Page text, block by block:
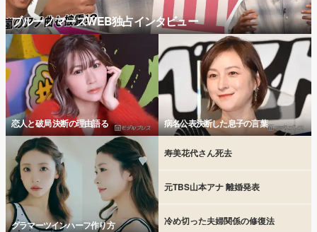
ブルーノマーズWEB独占インタビュー
恋人と破局 決断の理由語る 病名公表決断した息子の言葉
グラマーツインハーフ作り方
寿美花代さん死去
元TBS山本アナ 離婚発表
冷め切った夫婦関係の修復法